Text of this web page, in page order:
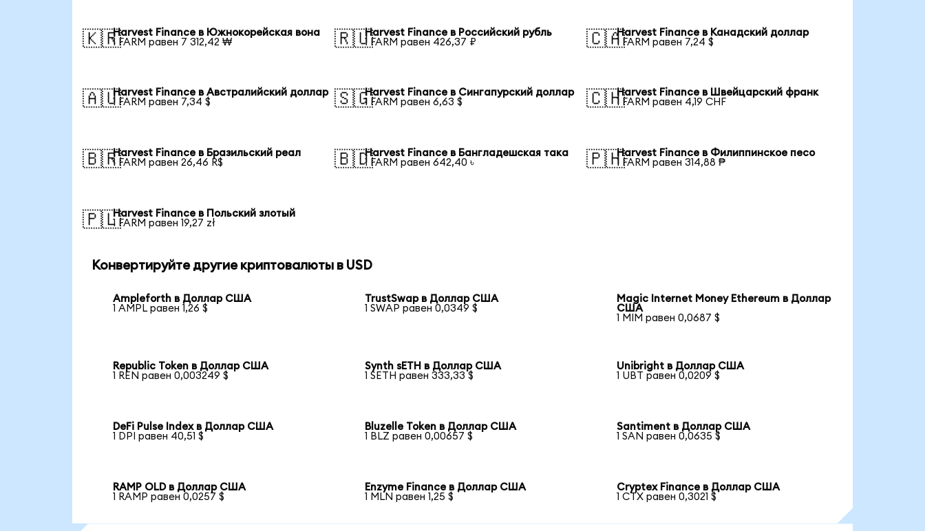
🇰🇷Harvest Finance в Южнокорейская вона
1 FARM равен 7 312,42 ₩
🇷🇺Harvest Finance в Российский рубль
1 FARM равен 426,37 ₽
🇨🇦Harvest Finance в Канадский доллар
1 FARM равен 7,24 $
🇦🇺Harvest Finance в Австралийский доллар
1 FARM равен 7,34 $
🇸🇬Harvest Finance в Сингапурский доллар
1 FARM равен 6,63 $
🇨🇭Harvest Finance в Швейцарский франк
1 FARM равен 4,19 CHF
🇧🇷Harvest Finance в Бразильский реал
1 FARM равен 26,46 R$
🇧🇩Harvest Finance в Бангладешская така
1 FARM равен 642,40 ৳
🇵🇭Harvest Finance в Филиппинское песо
1 FARM равен 314,88 ₱
🇵🇱Harvest Finance в Польский злотый
1 FARM равен 19,27 zł
Конвертируйте другие криптовалюты в USD
Ampleforth в Доллар США
1 AMPL равен 1,26 $
TrustSwap в Доллар США
1 SWAP равен 0,0349 $
Magic Internet Money Ethereum в Доллар
США
1 MIM равен 0,0687 $
Republic Token в Доллар США
1 REN равен 0,003249 $
Synth sETH в Доллар США
1 SETH равен 333,33 $
Unibright в Доллар США
1 UBT равен 0,0209 $
DeFi Pulse Index в Доллар США
1 DPI равен 40,51 $
Bluzelle Token в Доллар США
1 BLZ равен 0,00657 $
Santiment в Доллар США
1 SAN равен 0,0635 $
RAMP OLD в Доллар США
1 RAMP равен 0,0257 $
Enzyme Finance в Доллар США
1 MLN равен 1,25 $
Cryptex Finance в Доллар США
1 CTX равен 0,3021 $